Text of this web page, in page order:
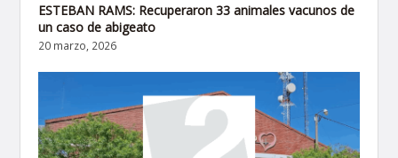
ESTEBAN RAMS: Recuperaron 33 animales vacunos de
un caso de abigeato
20 marzo, 2026